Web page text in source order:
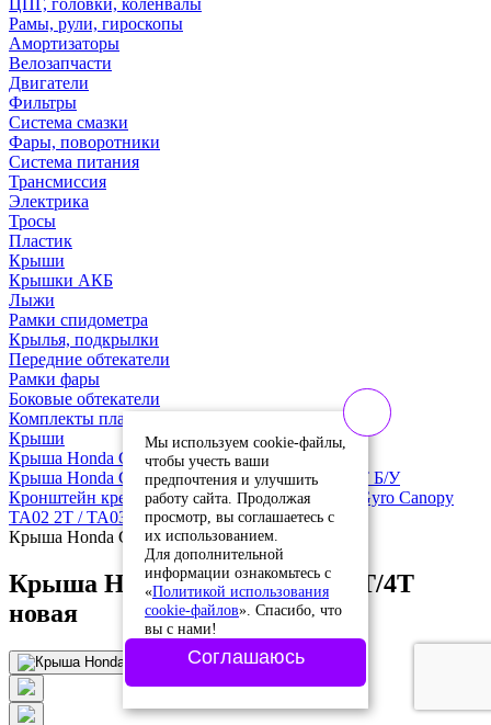
ЦПГ, головки, коленвалы
Рамы, рули, гироскопы
Амортизаторы
Велозапчасти
Двигатели
Фильтры
Система смазки
Фары, поворотники
Система питания
Трансмиссия
Электрика
Тросы
Пластик
Крыши
Крышки АКБ
Лыжи
Рамки спидометра
Крылья, подкрылки
Передние обтекатели
Рамки фары
Боковые обтекатели
Комплекты пластика
Крыши
Крыша Honda Gyro Canopy 2T/4T новая
Крыша Honda Gyro Canopy TA02 / TA03 2T / 4T Б/У
Кронштейн крепления крыши / стойки Honda Gyro Canopy
TA02 2T / TA03 4T Б/У
Крыша Honda Gyro Canopy 2T/4T новая
Крыша Honda Gyro Canopy 2T/4T
новая
Мы используем cookie-файлы,
чтобы учесть ваши
предпочтения и улучшить
работу сайта. Продолжая
просмотр, вы соглашаетесь с
их использованием.
Для дополнительной
информации ознакомьтесь с
«Политикой использования
cookie-файлов». Спасибо, что
вы с нами!
Соглашаюсь